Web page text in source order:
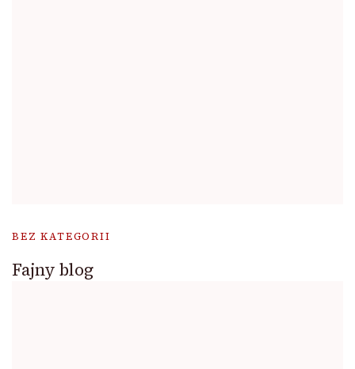
BEZ KATEGORII
Fajny blog